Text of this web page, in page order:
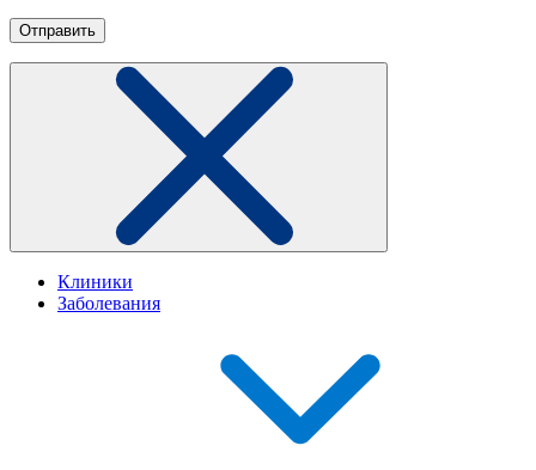
Клиники
Заболевания